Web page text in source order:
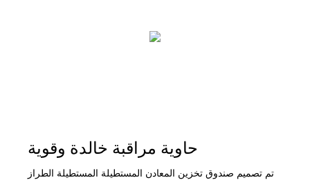
تم تصميم صندوق تخزين المعادن المستطيلة المستطيلة الطراز